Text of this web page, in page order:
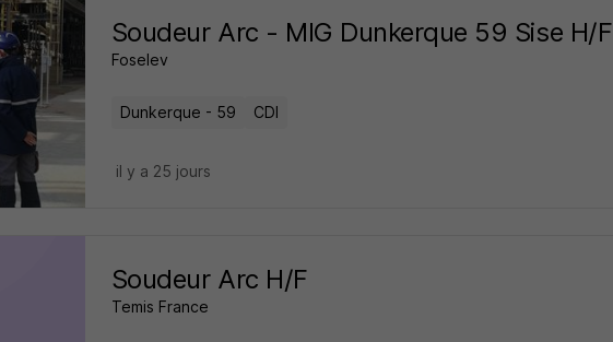
Soudeur Arc - MIG Dunkerque 59 Sise H/F
Foselev
Dunkerque - 59 CDI
il y a 25 jours
Soudeur Arc H/F
Temis France